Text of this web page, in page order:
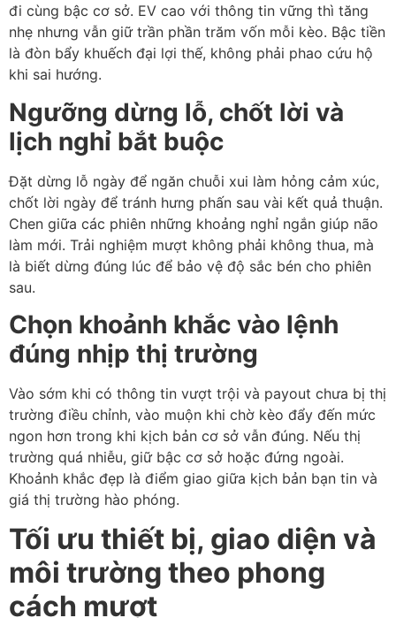
đi cùng bậc cơ sở. EV cao với thông tin vững thì tăng
nhẹ nhưng vẫn giữ trần phần trăm vốn mỗi kèo. Bậc tiền
là đòn bẩy khuếch đại lợi thế, không phải phao cứu hộ
khi sai hướng.
Ngưỡng dừng lỗ, chốt lời và
lịch nghỉ bắt buộc
Đặt dừng lỗ ngày để ngăn chuỗi xui làm hỏng cảm xúc,
chốt lời ngày để tránh hưng phấn sau vài kết quả thuận.
Chen giữa các phiên những khoảng nghỉ ngắn giúp não
làm mới. Trải nghiệm mượt không phải không thua, mà
là biết dừng đúng lúc để bảo vệ độ sắc bén cho phiên
sau.
Chọn khoảnh khắc vào lệnh
đúng nhịp thị trường
Vào sớm khi có thông tin vượt trội và payout chưa bị thị
trường điều chỉnh, vào muộn khi chờ kèo đẩy đến mức
ngon hơn trong khi kịch bản cơ sở vẫn đúng. Nếu thị
trường quá nhiễu, giữ bậc cơ sở hoặc đứng ngoài.
Khoảnh khắc đẹp là điểm giao giữa kịch bản bạn tin và
giá thị trường hào phóng.
Tối ưu thiết bị, giao diện và
môi trường theo phong
cách mượt